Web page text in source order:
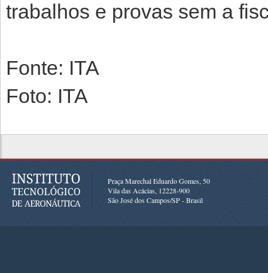
trabalhos e provas sem a
Fonte: ITA
Foto: ITA
Praça Marechal Eduardo Gomes, 50
Vila das Acácias, 12228-900
São José dos Campos/SP - Brasil